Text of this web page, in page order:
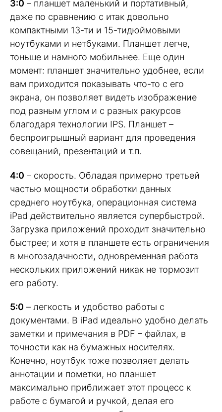
3:0 – планшет маленький и портативный,
даже по сравнению с итак довольно
компактными 13-ти и 15-тидюймовыми
ноутбуками и нетбуками. Планшет легче,
тоньше и намного мобильнее. Еще один
момент: планшет значительно удобнее, если
вам приходится показывать что-то с его
экрана, он позволяет видеть изображение
под разным углом и с разных ракурсов
благодаря технологии IPS. Планшет –
беспроигрышный вариант для проведения
совещаний, презентаций и т.п.
4:0 – скорость. Обладая примерно третьей
частью мощности обработки данных
среднего ноутбука, операционная система
iPad действительно является супербыстрой.
Загрузка приложений проходит значительно
быстрее; и хотя в планшете есть ограничения
в многозадачности, одновременная работа
нескольких приложений никак не тормозит
его работу.
5:0 – легкость и удобство работы с
документами. В iPad идеально удобно делать
заметки и примечания в PDF – файлах, в
точности как на бумажных носителях.
Конечно, ноутбук тоже позволяет делать
аннотации и пометки, но планшет
максимально приближает этот процесс к
работе с бумагой и ручкой, делая его